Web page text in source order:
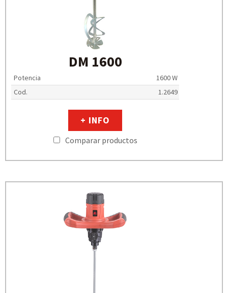
DM 1600
Potencia
1600 W
Cod.
1.2649
+ INFO
Comparar productos